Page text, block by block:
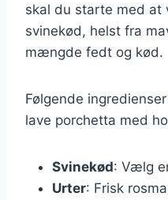
skal du starte med
svinekød, helst fra
mængde fedt og kød.
Følgende
lave porchetta med
Svinekød: Vælg
Urter: Frisk